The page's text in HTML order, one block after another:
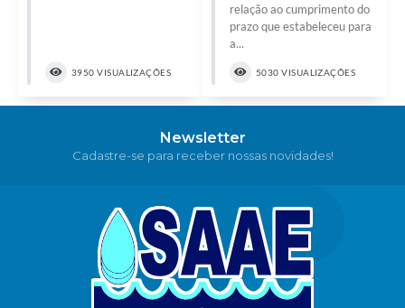
3950 VISUALIZAÇÕES
relação ao cumprimento do
prazo que estabeleceu para
a...
5030 VISUALIZAÇÕES
Newsletter
Cadastre-se para receber nossas novidades!